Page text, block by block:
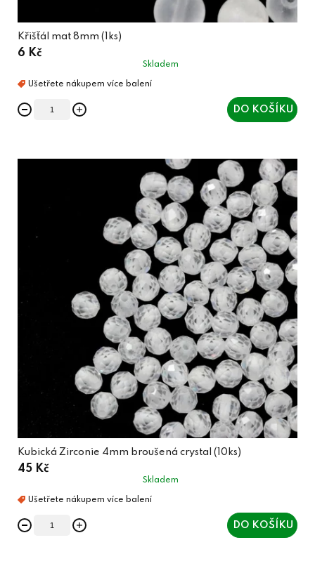
Křišťál mat 8mm (1ks)
6 Kč
Skladem
DO KOŠÍKU
Kubická Zirconie 4mm broušená crystal (10ks)
45 Kč
Skladem
DO KOŠÍKU